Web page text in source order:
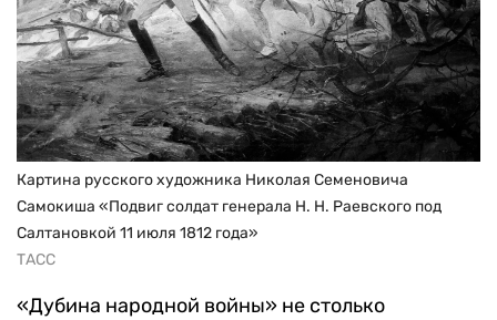
Картина русского художника Николая Семеновича
Самокиша «Подвиг солдат генерала Н. Н. Раевского под
Салтановкой 11 июля 1812 года»
ТАСС
«Дубина народной войны» не столько